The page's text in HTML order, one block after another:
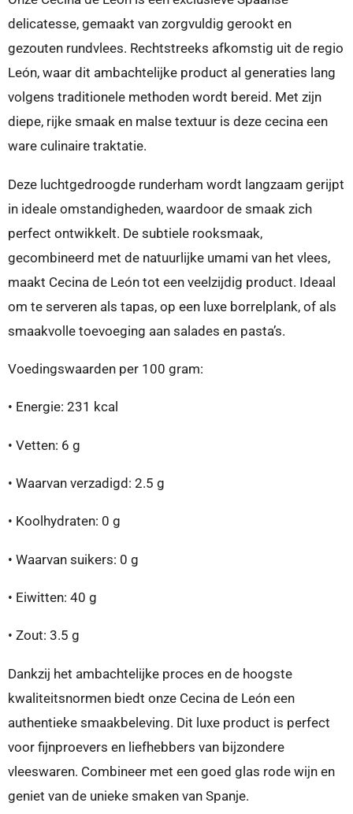
delicatesse, gemaakt van zorgvuldig gerookt en
gezouten rundvlees. Rechtstreeks afkomstig uit de regio
León, waar dit ambachtelijke product al generaties lang
volgens traditionele methoden wordt bereid. Met zijn
diepe, rijke smaak en malse textuur is deze cecina een
ware culinaire traktatie.
Deze luchtgedroogde runderham wordt langzaam gerijpt
in ideale omstandigheden, waardoor de smaak zich
perfect ontwikkelt. De subtiele rooksmaak,
gecombineerd met de natuurlijke umami van het vlees,
maakt Cecina de León tot een veelzijdig product. Ideaal
om te serveren als tapas, op een luxe borrelplank, of als
smaakvolle toevoeging aan salades en pasta’s.
Voedingswaarden per 100 gram:
• Energie: 231 kcal
• Vetten: 6 g
• Waarvan verzadigd: 2.5 g
• Koolhydraten: 0 g
• Waarvan suikers: 0 g
• Eiwitten: 40 g
• Zout: 3.5 g
Dankzij het ambachtelijke proces en de hoogste
kwaliteitsnormen biedt onze Cecina de León een
authentieke smaakbeleving. Dit luxe product is perfect
voor fijnproevers en liefhebbers van bijzondere
vleeswaren. Combineer met een goed glas rode wijn en
geniet van de unieke smaken van Spanje.